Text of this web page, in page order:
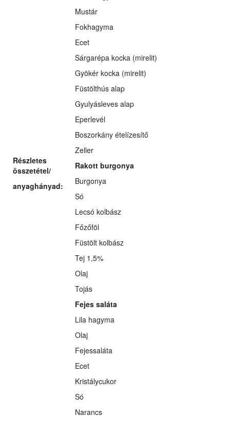
Részletes
összetétel/
anyaghányad:
Mustár
Fokhagyma
Ecet
Sárgarépa kocka (mirelit)
Gyökér kocka (mirelit)
Füstölthús alap
Gyulyásleves alap
Eperlevél
Boszorkány ételízesítő
Zeller
Rakott burgonya
Burgonya
Só
Lecsó kolbász
Főzőföl
Füstölt kolbász
Tej 1,5%
Olaj
Tojás
Fejes saláta
Lila hagyma
Olaj
Fejessaláta
Ecet
Kristálycukor
Só
Narancs